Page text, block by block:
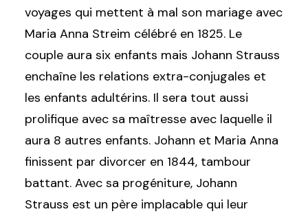
voyages qui mettent à mal son mariage avec
Maria Anna Streim célébré en 1825. Le
couple aura six enfants mais Johann Strauss
enchaîne les relations extra-conjugales et
les enfants adultérins. Il sera tout aussi
prolifique avec sa maîtresse avec laquelle il
aura 8 autres enfants. Johann et Maria Anna
finissent par divorcer en 1844, tambour
battant. Avec sa progéniture, Johann
Strauss est un père implacable qui leur